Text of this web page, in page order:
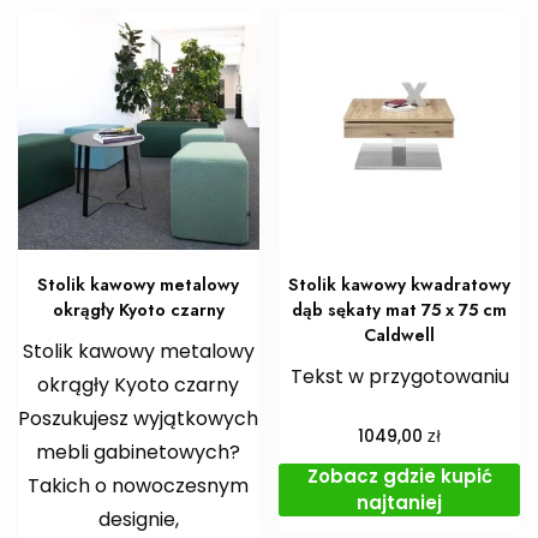
Stolik kawowy metalowy
okrągły Kyoto czarny
Stolik kawowy metalowy
okrągły Kyoto czarny
Poszukujesz wyjątkowych
mebli gabinetowych?
Takich o nowoczesnym
designie,
Stolik kawowy kwadratowy
dąb sękaty mat 75 x 75 cm
Caldwell
Tekst w przygotowaniu
1049,00zł
Zobacz gdzie kupić
najtaniej